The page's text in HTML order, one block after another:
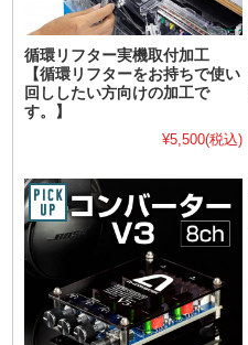
循環リフター実機取付加工
【循環リフターをお持ちで使い
回ししたい方向けの加工で
す。】
¥5,500(税込)